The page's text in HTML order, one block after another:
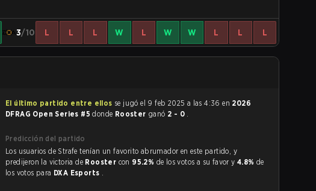
3/10 L L L W L W W L L L
El último partido entre ellos se jugó el 9 feb 2025 a las 4:36 en 2026
DFRAG Open Series #5donde Rooster ganó 2 - 0 .
Predicción del partido
Los usuarios de Strafe tenían un favorito abrumador en este partido, y
predijeron la victoria de Rooster con 95.2% de los votos a su favor y 4.8% de
los votos para DXA Esports .